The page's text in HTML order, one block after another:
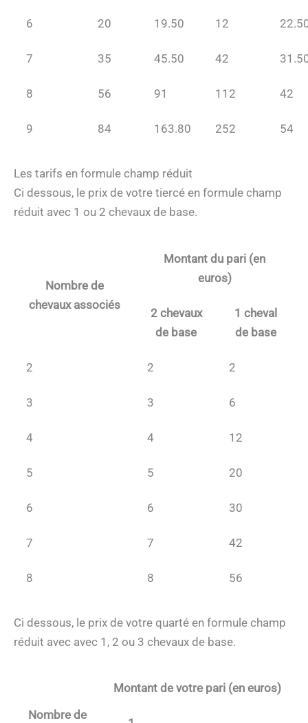
6 20 19.50 12
7 35 45.50 42
8 56 91 112 42
9 84 163.80 252 54
Les tarifs en formule champ réduit
Ci dessous, le prix de votre tiercé en formule champ
réduit avec 1 ou 2 chevaux de base.
Nombre de
chevaux associés
Montant du pari (en
euros)
2 chevaux
de base
1 cheval
de base
2 2 2
3 3 6
4 4 12
5 5 20
6 6 30
7 7 42
8 8 56
Ci dessous, le prix de votre quarté en formule champ
réduit avec avec 1, 2 ou 3 chevaux de base.
Nombre de
Montant de votre pari (en euros)